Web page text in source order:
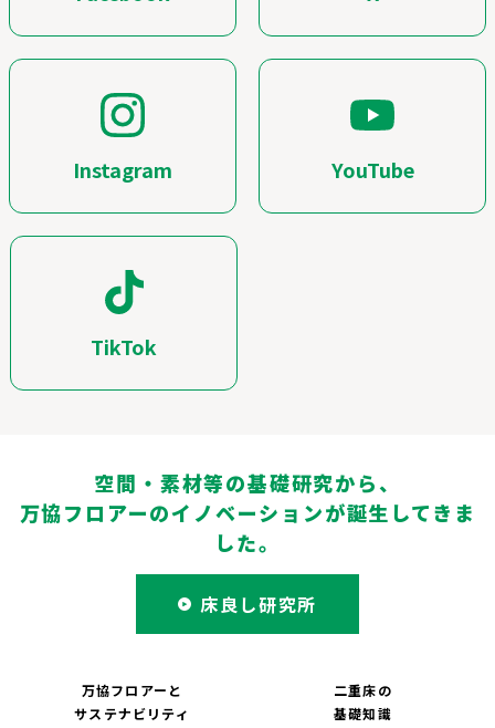
Instagram YouTube
TikTok
空間・素材等の基礎研究から、
万協フロアーのイノベーションが誕生してきま
した。
床良し研究所
万協フロアーと
サステナビリティ
二重床の
基礎知識